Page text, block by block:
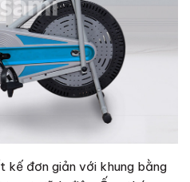
đơn giản với khung bằng